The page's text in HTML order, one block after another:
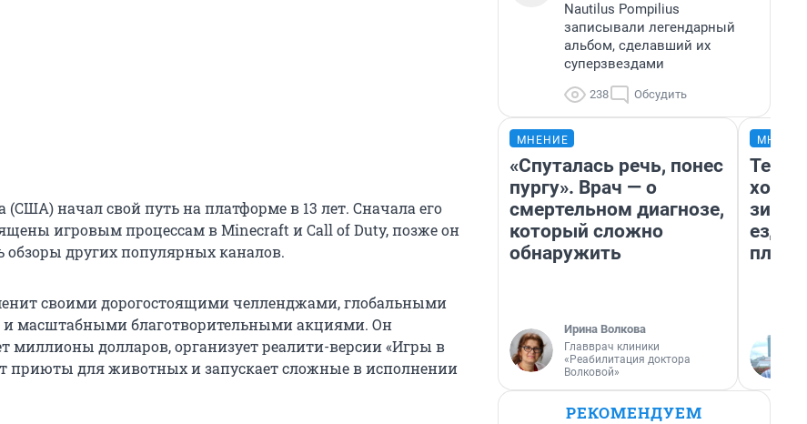
(США) начал свой путь на платформе в 13 лет. Сначала его
игровым процессам в Minecraft и Call of Duty, позже он
обзоры других популярных каналов.
своими дорогостоящими челленджами, глобальными
и масштабными благотворительными акциями. Он
миллионы долларов, организует реалити-версии «Игры в
приюты для животных и запускает сложные в исполнении
Nautilus Pompilius
записывали легендарный
альбом, сделавший их
суперзвездами
238 Обсудить
МНЕНИЕ
«Спуталась речь, понес
пургу». Врач — о
смертельном диагнозе,
который сложно
обнаружить
Ирина Волкова
Главврач клиники
«Реабилитация доктора
Волковой»
ездит
РЕКОМЕНДУЕМ